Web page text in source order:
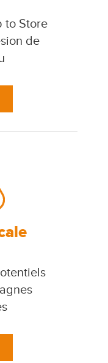
to Store
de